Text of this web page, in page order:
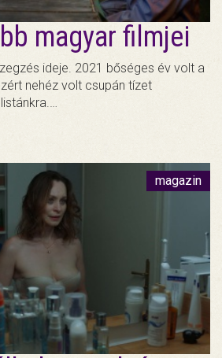
magyar filmjei
ideje. 2021 bőséges év volt a
nehéz volt csupán tízet
magazin